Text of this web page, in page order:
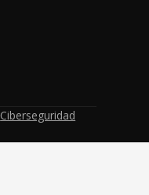
Ciberseguridad